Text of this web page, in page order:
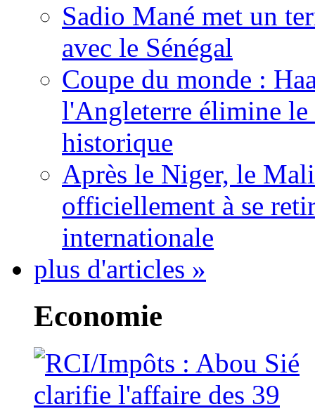
Sadio Mané met un
avec le Sénégal
Coupe du monde :
l'Angleterre élimine
historique
Après le Niger, le
officiellement à se
internationale
plus d'articles »
Economie